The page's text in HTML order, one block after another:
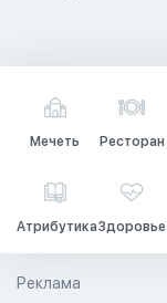
Мечеть Ресторан
АтрибутикаЗдоровье
Реклама